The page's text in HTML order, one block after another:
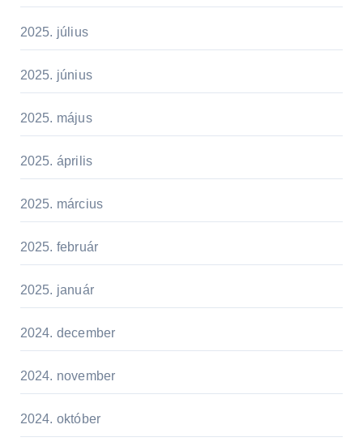
2025. július
2025. június
2025. május
2025. április
2025. március
2025. február
2025. január
2024. december
2024. november
2024. október